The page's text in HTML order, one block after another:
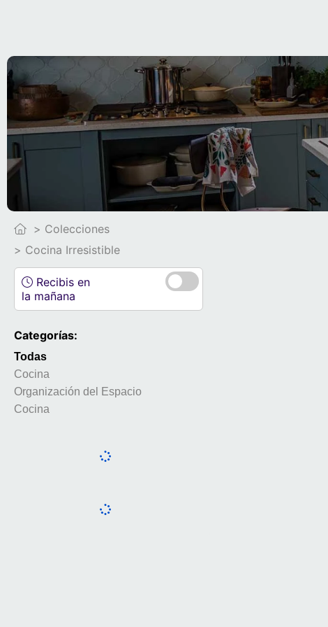
Colecciones
Cocina Irresistible
Recibis en
la mañana
Categorías:
Todas
Cocina
Organización del Espacio
Cocina